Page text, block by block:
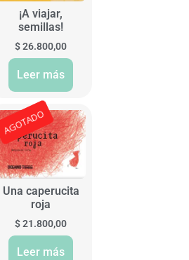
¡A viajar,
semillas!
$26.800,00
Leer más
AGOTADO
Una caperucita
roja
$21.800,00
Leer más